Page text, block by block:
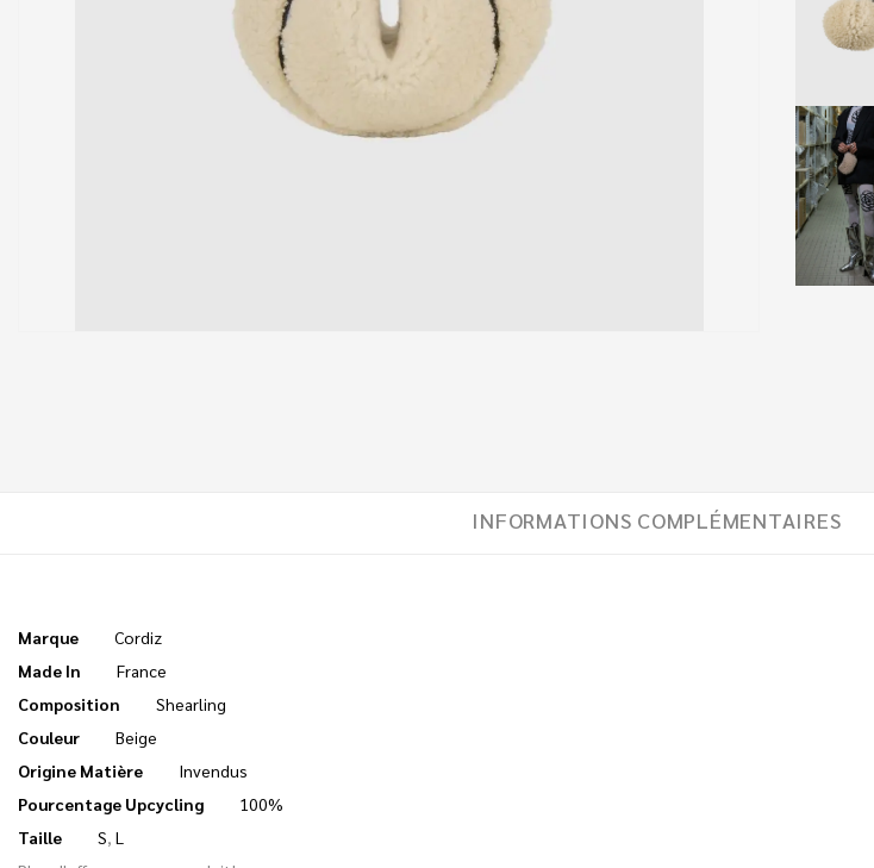
INFORMATIONS COMPLÉMENTAIRES
Marque
Cordiz
Made In
France
Composition
Shearling
Couleur
Beige
Origine Matière
Invendus
Pourcentage Upcycling
100%
Taille
S, L